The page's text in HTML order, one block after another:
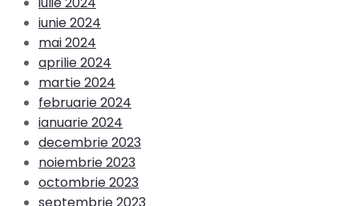
iunie 2024
mai 2024
aprilie 2024
martie 2024
februarie 2024
ianuarie 2024
decembrie 2023
noiembrie 2023
octombrie 2023
septembrie 2023